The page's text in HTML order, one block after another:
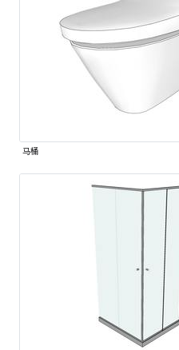
马桶